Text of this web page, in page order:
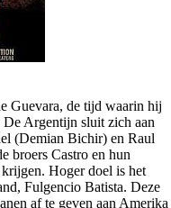
Guevara, de tijd waarin hij
De Argentijn sluit zich aan
(Demian Bichir) en Raul
broers Castro en hun
Hoger doel is het
Fulgencio Batista. Deze
af te geven aan Amerika